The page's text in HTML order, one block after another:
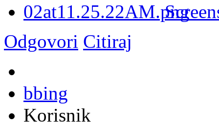
Odgovori Citiraj
bbing
Korisnik